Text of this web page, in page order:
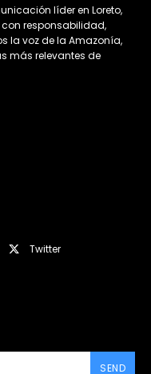
líder en Loreto,
responsabilidad,
la voz de la Amazonía,
más relevantes de
Twitter
SEND